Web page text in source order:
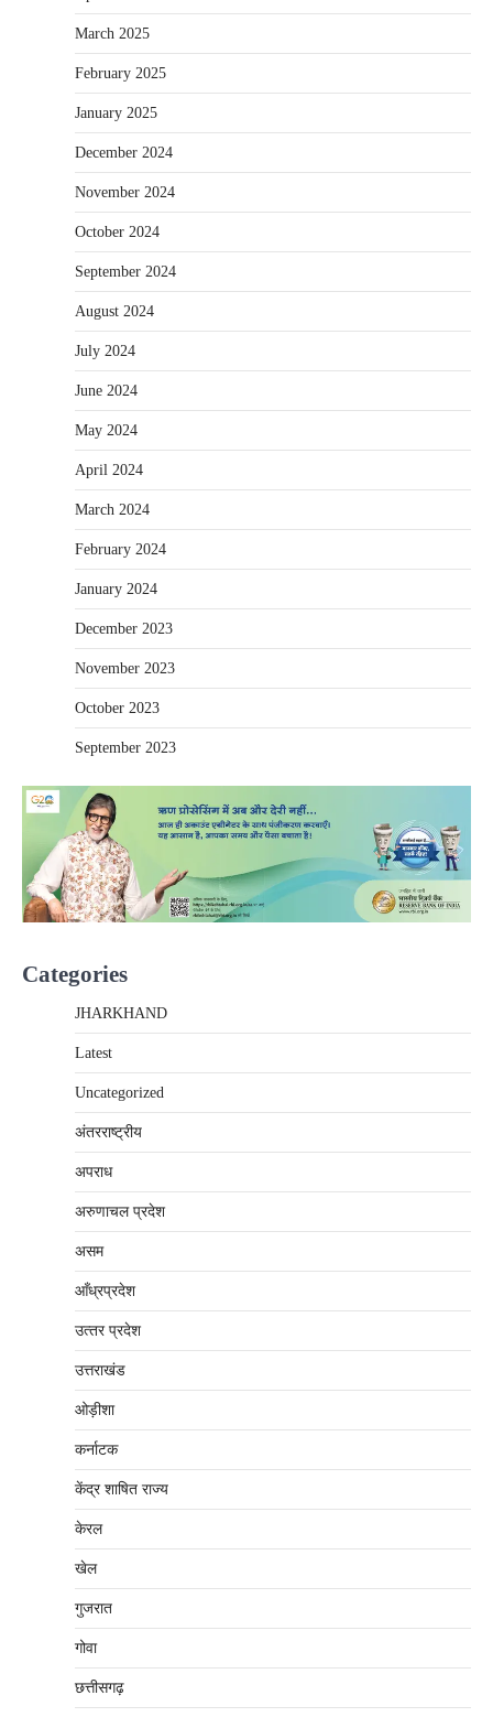
March 2025
February 2025
January 2025
December 2024
November 2024
October 2024
September 2024
August 2024
July 2024
June 2024
May 2024
April 2024
March 2024
February 2024
January 2024
December 2023
November 2023
October 2023
September 2023
Categories
JHARKHAND
Latest
Uncategorized
अंतरराष्‍ट्रीय
अपराध
अरुणाचल प्रदेश
असम
आँध्रप्रदेश
उत्‍तर प्रदेश
उत्तराखंड
ओड़ीशा
कर्नाटक
केंद्र शाषित राज्य
केरल
खेल
गुजरात
गोवा
छत्तीसगढ़